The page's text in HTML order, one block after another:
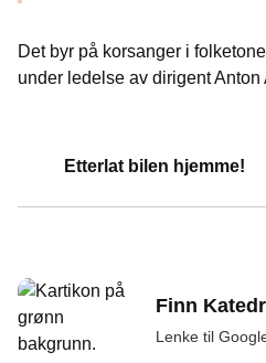
Det byr på korsanger i
under ledelse av dirigent
Etterlat bilen hjemme!
Finn
Lenke til